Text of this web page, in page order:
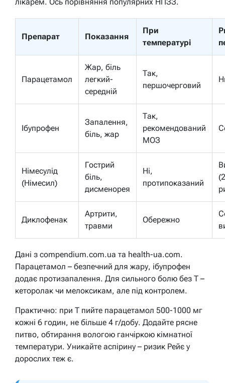
Препарат Показання
При
температурі
Парацетамол
Жар, біль
легкий-
середній
Так,
першочерговий
Ібупрофен
Запалення,
біль, жар
Так,
рекомендований
МОЗ
Німесулід
(Німесил)
Гострий
біль,
дисменорея
Ні,
протипоказаний
Диклофенак
Артрити,
травми
Обережно
Дані з compendium.com.ua та health-ua.com.
Парацетамол – безпечний для жару, ібупрофен
додає протизапалення. Для сильного болю без T –
кеторолак чи мелоксикам, але під контролем.
Практично: при T пийте парацетамол 500-1000 мг
кожні 6 годин, не більше 4 г/добу. Додайте рясне
питво, обтирання вологою ганчіркою кімнатної
температури. Уникайте аспірину – ризик Рейє у
дорослих теж є.